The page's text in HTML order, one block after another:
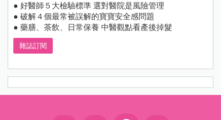
● 好醫師５大檢驗標準 選對醫院是風險管理
● 破解４個最常被誤解的寶寶安全感問題
● 藥膳、茶飲、日常保養 中醫觀點看產後掉髮
雜誌訂閱